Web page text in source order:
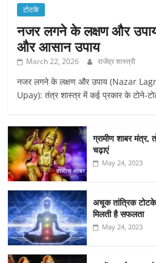
टोटके
नजर लगने के लक्षण और
और आसान उपाय
March 22, 2026 राजेंद्र शास्त्री
नजर लगने के लक्षण और उपाय (Nazar
Upay): तंत्र शास्त्र में कई प्रकार के टोने-
ग्रामीण शाबर
चढ़ाएं
May 24, 2023
अचूक तांत्रिक
मिलती है सफलता
May 24, 2023